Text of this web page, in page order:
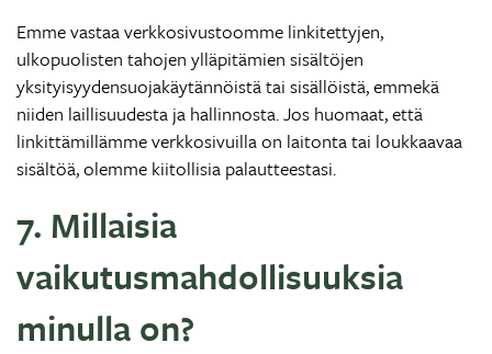
Emme vastaa verkkosivustoomme linkitettyjen,
ulkopuolisten tahojen ylläpitämien sisältöjen
yksityisyydensuojakäytännöistä tai sisällöistä, emmekä
niiden laillisuudesta ja hallinnosta. Jos huomaat, että
linkittämillämme verkkosivuilla on laitonta tai loukkaavaa
sisältöä, olemme kiitollisia palautteestasi.
7. Millaisia
vaikutusmahdollisuuksia
minulla on?